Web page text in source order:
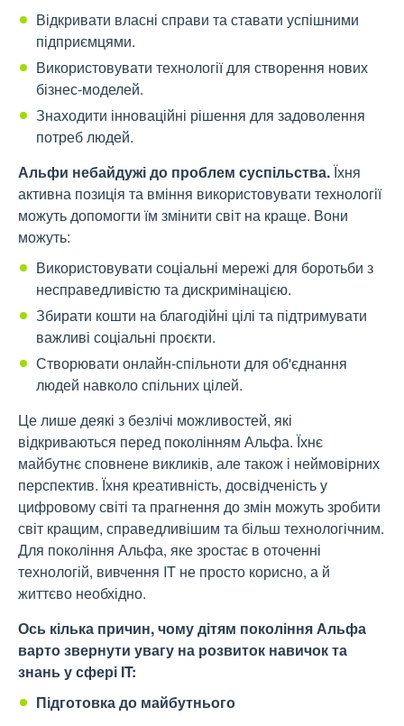
Відкривати власні справи та ставати успішними
підприємцями.
Використовувати технології для створення нових
бізнес-моделей.
Знаходити інноваційні рішення для задоволення
потреб людей.
Альфи небайдужі до проблем суспільства.Їхня
активна позиція та вміння використовувати технології
можуть допомогти їм змінити світ на краще. Вони
можуть:
Використовувати соціальні мережі для боротьби з
несправедливістю та дискримінацією.
Збирати кошти на благодійні цілі та підтримувати
важливі соціальні проєкти.
Створювати онлайн-спільноти для об'єднання
людей навколо спільних цілей.
Це лише деякі з безлічі можливостей, які
відкриваються перед поколінням Альфа. Їхнє
майбутнє сповнене викликів, але також і неймовірних
перспектив. Їхня креативність, досвідченість у
цифровому світі та прагнення до змін можуть зробити
світ кращим, справедливішим та більш технологічним.
Для покоління Альфа, яке зростає в оточенні
технологій, вивчення IT не просто корисно, а й
життєво необхідно.
Ось кілька причин, чому дітям покоління Альфа
варто звернути увагу на розвиток навичок та
знань у сфері IT:
Підготовка до майбутнього